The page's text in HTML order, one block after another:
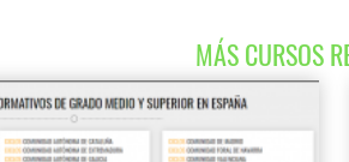
MÁS CURSOS